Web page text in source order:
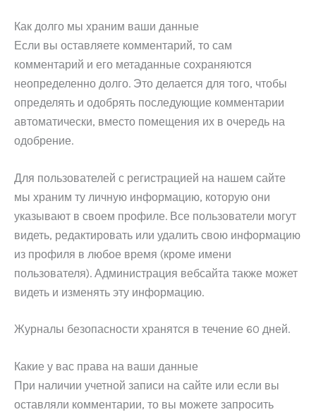
Как долго мы храним ваши данные
Если вы оставляете комментарий, то сам
комментарий и его метаданные сохраняются
неопределенно долго. Это делается для того, чтобы
определять и одобрять последующие комментарии
автоматически, вместо помещения их в очередь на
одобрение.
Для пользователей с регистрацией на нашем сайте
мы храним ту личную информацию, которую они
указывают в своем профиле. Все пользователи могут
видеть, редактировать или удалить свою информацию
из профиля в любое время (кроме имени
пользователя). Администрация вебсайта также может
видеть и изменять эту информацию.
Журналы безопасности хранятся в течение 60 дней.
Какие у вас права на ваши данные
При наличии учетной записи на сайте или если вы
оставляли комментарии, то вы можете запросить